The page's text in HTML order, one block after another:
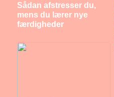
Sådan afstresser du,
mens du lærer nye
færdigheder